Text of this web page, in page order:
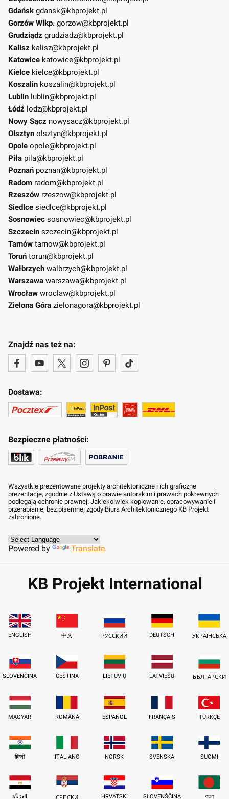
Gdańsk gdansk@kbprojekt.pl
Gorzów Wlkp. gorzow@kbprojekt.pl
Grudziądz grudziadz@kbprojekt.pl
Kalisz kalisz@kbprojekt.pl
Katowice katowice@kbprojekt.pl
Kielce kielce@kbprojekt.pl
Koszalin koszalin@kbprojekt.pl
Lublin lublin@kbprojekt.pl
Łódź lodz@kbprojekt.pl
Nowy Sącz nowysacz@kbprojekt.pl
Olsztyn olsztyn@kbprojekt.pl
Opole opole@kbprojekt.pl
Piła pila@kbprojekt.pl
Poznań poznan@kbprojekt.pl
Radom radom@kbprojekt.pl
Rzeszów rzeszow@kbprojekt.pl
Siedlce siedlce@kbprojekt.pl
Sosnowiec sosnowiec@kbprojekt.pl
Szczecin szczecin@kbprojekt.pl
Tarnów tarnow@kbprojekt.pl
Toruń torun@kbprojekt.pl
Wałbrzych walbrzych@kbprojekt.pl
Warszawa warszawa@kbprojekt.pl
Wrocław wroclaw@kbprojekt.pl
Zielona Góra zielonagora@kbprojekt.pl
Znajdź nas też na:
Dostawa:
Bezpieczne płatności:
Wszystkie prezentowane projekty architektoniczne i ich graficzne
prezentacje, zgodnie z Ustawą o prawie autorskim i prawach pokrewnych
podlegają ochronie prawnej. Jakiekolwiek kopiowanie, opracowywanie i
przerabianie, bez pisemnej zgody Biura Architektonicznego KB Projekt
zabronione.
Powered by Translate
KB Projekt International
ENGLISH 中文 РУССКИЙ DEUTSCH УКРАЇНСЬКА
SLOVENČINA ČEŠTINA LIETUVIŲ LATVIEŠU БЪЛГАРСКИ
MAGYAR ROMÂNĂ ESPAÑOL FRANÇAIS TÜRKÇE
हिन्दी ITALIANO NORSK SVENSKA SUOMI
العَرَبِيَّة СРПСКИ HRVATSKI SLOVENŠČINA বাংলা